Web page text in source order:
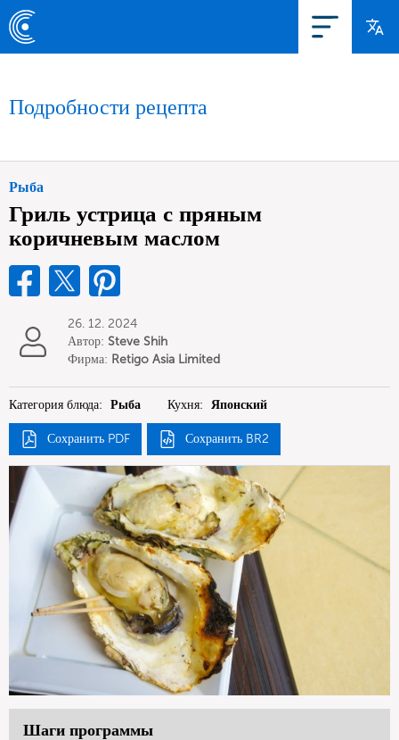
Подробности рецепта
Рыба
Гриль устрица с пряным
коричневым маслом
26. 12. 2024
Автор: Steve Shih
Фирма: Retigo Asia Limited
Категория блюда: Рыба Кухня: Японский
Сохранить PDF Сохранить BR2
Шаги программы